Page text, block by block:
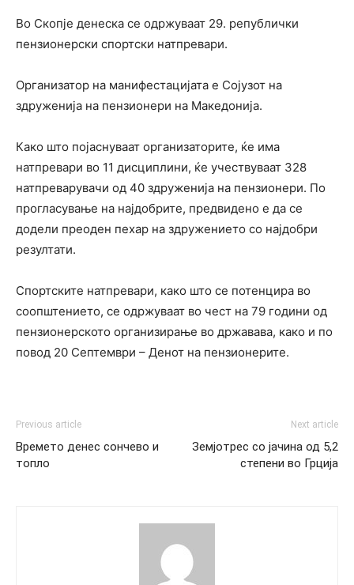
Во Скопје денеска се одржуваат 29. републички
пензионерски спортски натпревари.
Организатор на манифестацијата е Сојузот на
здруженија на пензионери на Македонија.
Како што појаснуваат организаторите, ќе има
натпревари во 11 дисциплини, ќе учествуваат 328
натпреварувачи од 40 здруженија на пензионери. По
прогласување на најдобрите, предвидено е да се
додели преоден пехар на здружението со најдобри
резултати.
Спортските натпревари, како што се потенцира во
соопштението, се одржуваат во чест на 79 години од
пензионерското организирање во државава, како и по
повод 20 Септември – Денот на пензионерите.
Previous article
Времето денес сончево и
топло
Next article
Земјотрес со јачина од 5,2
степени во Грција